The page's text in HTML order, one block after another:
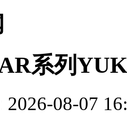
系列
2026-08-07